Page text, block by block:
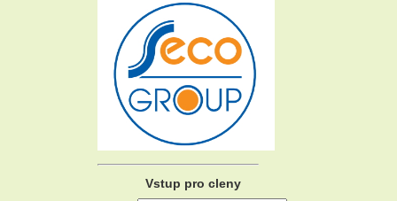
Vstup pro cleny